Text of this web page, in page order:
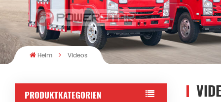
Heim Videos
PRODUKTKATEGORIEN